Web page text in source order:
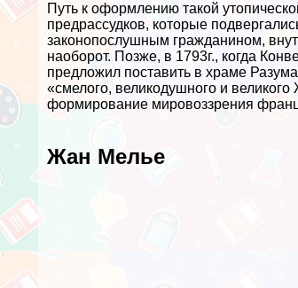
Путь к оформлению такой
предрассудков, которые
законопослушным гражданином,
наоборот. Позже, в 1793г., когда
предложил поставить в храме
«смелого, великодушного и
формирование мировоззрения
Жан Мелье